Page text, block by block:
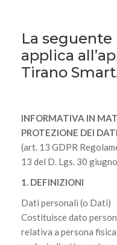
La seguente
applica
Tirano
INFORMATIVA IN
PROTEZIONE DEI
(art. 13 GDPR
13 del D. Lgs. 30
1. DEFINIZIONI
Dati personali (o Dati)
Costituisce dato
relativa a persona